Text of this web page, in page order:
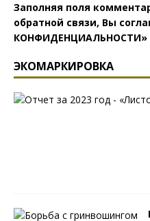
Заполняя поля
обратной связи, Вы
КОНФИДЕНЦИАЛЬНОСТИ»
ЭКОМАРКИРОВКА